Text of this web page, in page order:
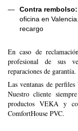
Contra rembolso:
oficina en
recargo
En caso de
profesional de sus
reparaciones de garantía.
Las ventanas de
Nuestro cliente
productos VEKA y
ComfortHouse PVC.